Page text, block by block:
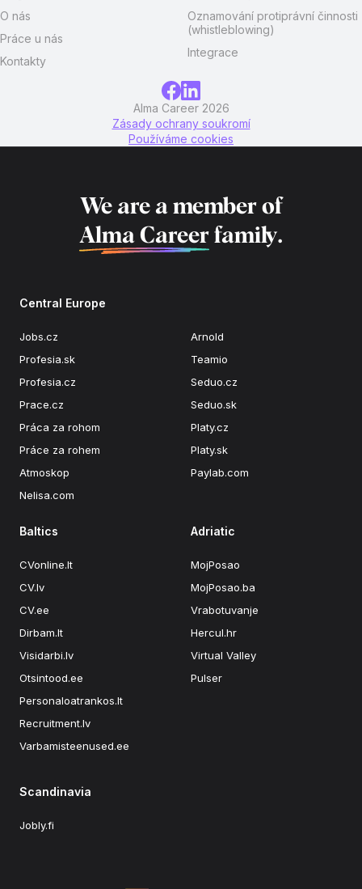
O nás
Práce u nás
Kontakty
Oznamování protiprávní činnosti
(whistleblowing)
Integrace
Alma Career 2026
Zásady ochrany soukromí
Používáme cookies
We are a member of
Alma Career family.
Central Europe
Jobs.cz
Profesia.sk
Profesia.cz
Prace.cz
Práca za rohom
Práce za rohem
Atmoskop
Nelisa.com
Arnold
Teamio
Seduo.cz
Seduo.sk
Platy.cz
Platy.sk
Paylab.com
Baltics
CVonline.lt
CV.lv
CV.ee
Dirbam.lt
Visidarbi.lv
Otsintood.ee
Personaloatrankos.lt
Recruitment.lv
Varbamisteenused.ee
Adriatic
MojPosao
MojPosao.ba
Vrabotuvanje
Hercul.hr
Virtual Valley
Pulser
Scandinavia
Jobly.fi